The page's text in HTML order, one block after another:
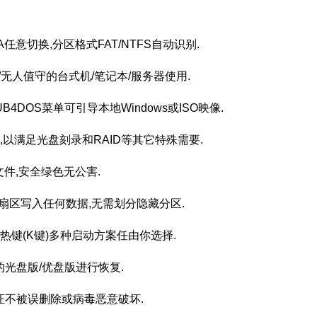
意切换,分区格式FAT/NTFS自动识别.
人值守的台式机/笔记本/服务器使用.
菜单可引导本地Windows或ISO映像.
满足光盘刻录和RAID等其它特殊需要.
,安全绿色无公害.
区写入任何数据,无需划分隐藏分区.
键(K键)多种启动方案任由你选择.
盘版/优盘版进行恢复.
被误删除或病毒恶意破坏.